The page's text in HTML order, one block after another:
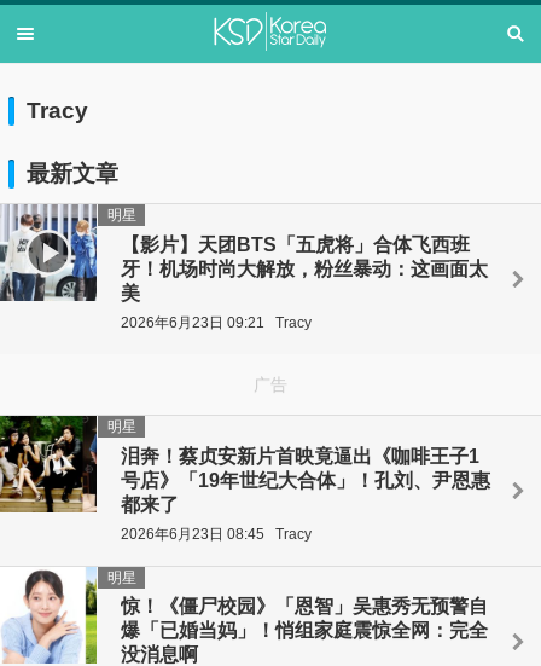
Tracy
最新文章
【影片】天团BTS「五虎将」合体飞西班
牙！机场时尚大解放，粉丝暴动：这画面太
美
明星
2026年6月23日 09:21 Tracy
广告
泪奔！蔡贞安新片首映竟逼出《咖啡王子1
号店》「19年世纪大合体」！孔刘、尹恩惠
都来了
明星
2026年6月23日 08:45 Tracy
惊！《僵尸校园》「恩智」吴惠秀无预警自
爆「已婚当妈」！悄组家庭震惊全网：完全
没消息啊
明星